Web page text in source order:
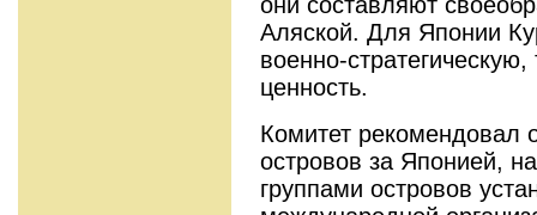
Аляской. Для Японии
военно-
ценность.
Комитет рекомендовал
островов за Японией,
группами островов